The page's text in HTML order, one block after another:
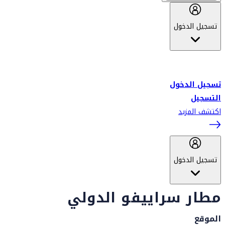
تسجيل الدخول
تسجيل الدخول
التسجيل
اكتشف المزيد
تسجيل الدخول
مطار سراييفو الدولي
الموقع